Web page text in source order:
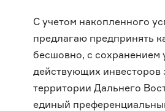
С учетом накопленного
предлагаю предпринять
бесшовно, с сохранением
действующих инвесторов
территории Дальнего
единый